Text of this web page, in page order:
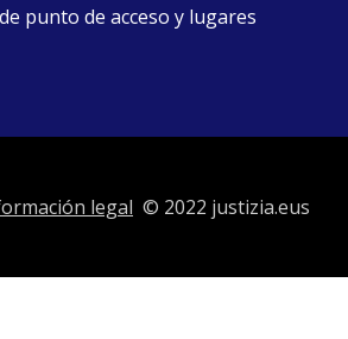
punto de acceso y lugares
legal © 2022 justizia.eus